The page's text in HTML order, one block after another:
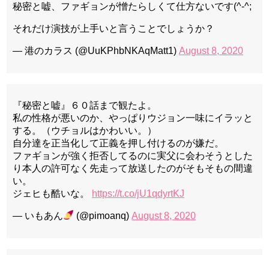
秘密と嘘、ファギョンが憎たらしくて仕方ないです(^-^;
それだけ演技が上手いと言うことでしょうか？
— 港のカラス (@UuKPhbNKAqMatt1) August 8, 2020
『秘密と嘘』６０話まで観たよ。
私の性格が悪いのか、やっぱりウジョン一味にイラッと
する。（ウチョルはかわいい。）
自分達を正当化して正義を押し付けるのが嫌だ。
ファギョンが強く拒否してるのに実父に会わそうとした
り本人の許可なく先走って放送したのがそもそもの間違
い。
ジェヒも酷いな。
https://t.co/jU1qdyrtKJ
— いもあん (@pimoanq)August 8, 2020